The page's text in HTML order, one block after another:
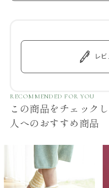
レ
RECOMMENDED FOR YOU
この商品をチェック
人へのおすすめ商品